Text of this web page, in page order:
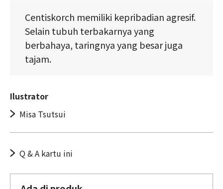
Centiskorch memiliki kepribadian agresif.
Selain tubuh terbakarnya yang
berbahaya, taringnya yang besar juga
tajam.
Ilustrator
Misa Tsutsui
Q & A kartu ini